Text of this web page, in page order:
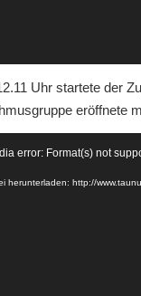
Uhr startete der
eröffnete
error: Format(s) not
herunterladen: http://